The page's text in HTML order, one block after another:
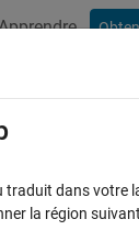
time
dans votre
la région